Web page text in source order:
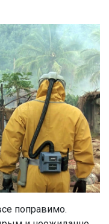
поправимо.